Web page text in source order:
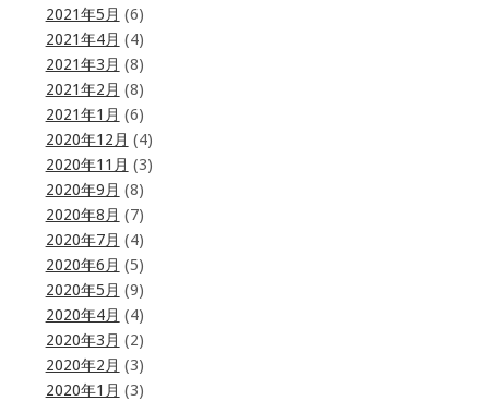
2021年5月 (6)
2021年4月 (4)
2021年3月 (8)
2021年2月 (8)
2021年1月 (6)
2020年12月 (4)
2020年11月 (3)
2020年9月 (8)
2020年8月 (7)
2020年7月 (4)
2020年6月 (5)
2020年5月 (9)
2020年4月 (4)
2020年3月 (2)
2020年2月 (3)
2020年1月 (3)